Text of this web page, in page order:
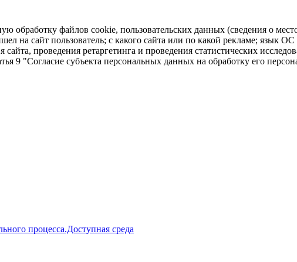
обработку файлов cookie, пользовательских данных (сведения о
на сайт пользователь; с какого сайта или по какой рекламе; язык
проведения ретаргетинга и проведения статистических
9 "Согласие субъекта персональных данных на обработку его
процесса.Доступная среда